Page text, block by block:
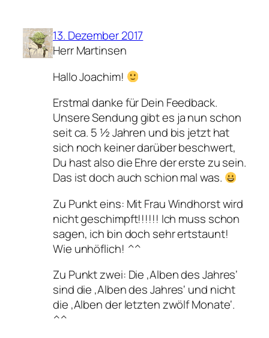
13. Dezember 2017
Herr Martinsen
Hallo Joachim!
Erstmal danke für Dein Feedback.
Unsere Sendung gibt es ja nun schon
seit ca. 5 ½ Jahren und bis jetzt hat
sich noch keiner darüber beschwert,
Du hast also die Ehre der erste zu sein.
Das ist doch auch schion mal was.
Zu Punkt eins: Mit Frau Windhorst wird
nicht geschimpft!!!!!! Ich muss schon
sagen, ich bin doch sehr ertstaunt!
Wie unhöflich! ^^
Zu Punkt zwei: Die ‚Alben des Jahres‘
sind die ‚Alben des Jahres‘ und nicht
die ‚Alben der letzten zwölf Monate‘.
^^